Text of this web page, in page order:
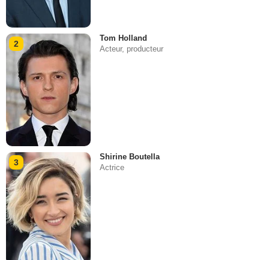
2
Tom Holland
Acteur, producteur
3
Shirine Boutella
Actrice